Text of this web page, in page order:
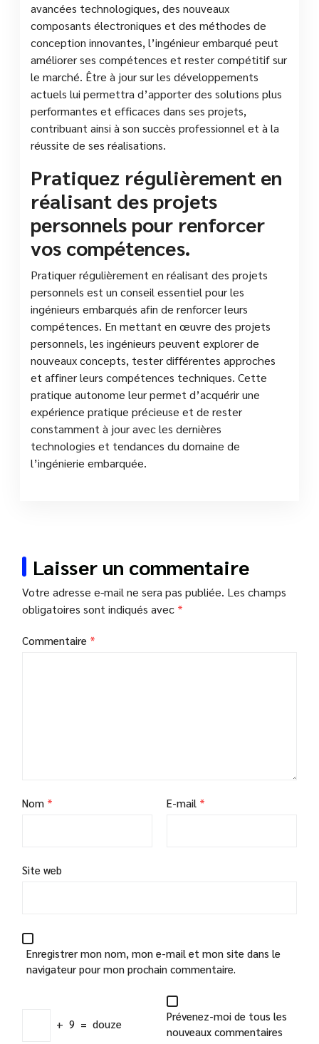
avancées technologiques, des nouveaux
composants électroniques et des méthodes de
conception innovantes, l’ingénieur embarqué peut
améliorer ses compétences et rester compétitif sur
le marché. Être à jour sur les développements
actuels lui permettra d’apporter des solutions plus
performantes et efficaces dans ses projets,
contribuant ainsi à son succès professionnel et à la
réussite de ses réalisations.
Pratiquez régulièrement en
réalisant des projets
personnels pour renforcer
vos compétences.
Pratiquer régulièrement en réalisant des projets
personnels est un conseil essentiel pour les
ingénieurs embarqués afin de renforcer leurs
compétences. En mettant en œuvre des projets
personnels, les ingénieurs peuvent explorer de
nouveaux concepts, tester différentes approches
et affiner leurs compétences techniques. Cette
pratique autonome leur permet d’acquérir une
expérience pratique précieuse et de rester
constamment à jour avec les dernières
technologies et tendances du domaine de
l’ingénierie embarquée.
Laisser un commentaire
Votre adresse e-mail ne sera pas publiée. Les champs
obligatoires sont indiqués avec *
Commentaire *
Nom * E-mail *
Site web
Enregistrer mon nom, mon e-mail et mon site dans le
navigateur pour mon prochain commentaire.
+ 9 = douze
Prévenez-moi de tous les
nouveaux commentaires